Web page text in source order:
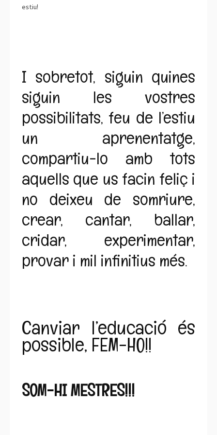
estiu!
I sobretot, siguin quines
siguin les vostres
possibilitats, feu de l’estiu
un aprenentatge,
compartiu-lo amb tots
aquells que us facin feliç i
no deixeu de somriure,
crear, cantar, ballar,
cridar, experimentar,
provar i mil infinitius més.
Canviar l’educació és
possible, FEM-HO!!
SOM-HI MESTRES!!!